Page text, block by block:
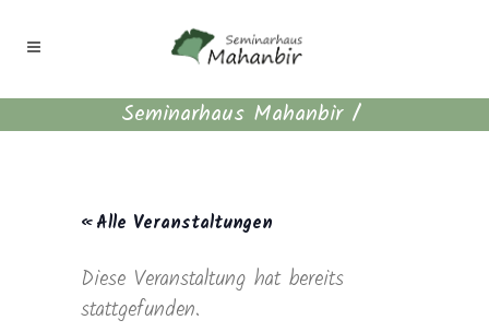
Seminarhaus Mahanbir/
« Alle Veranstaltungen
Diese Veranstaltung hat bereits
stattgefunden.